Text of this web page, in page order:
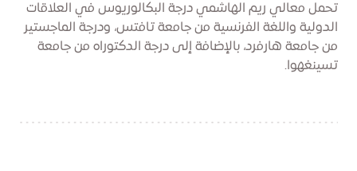
تحمل معالي ريم الهاشمي درجة البكالوريوس في العلاقات
الدولية واللغة الفرنسية من جامعة تافتس، ودرجة الماجستير
من جامعة هارفرد، بالإضافة إلى درجة الدكتوراه من جامعة
تسينغهوا.